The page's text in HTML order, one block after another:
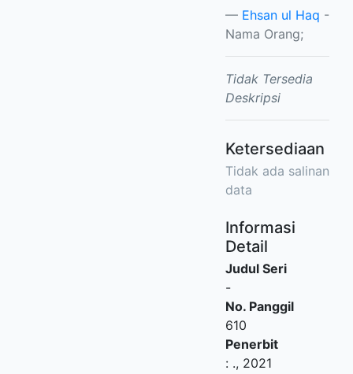
Ehsan ul Haq -
Nama Orang;
Tidak Tersedia
Deskripsi
Ketersediaan
Tidak ada salinan
data
Informasi
Detail
Judul Seri
-
No. Panggil
610
Penerbit
: ., 2021